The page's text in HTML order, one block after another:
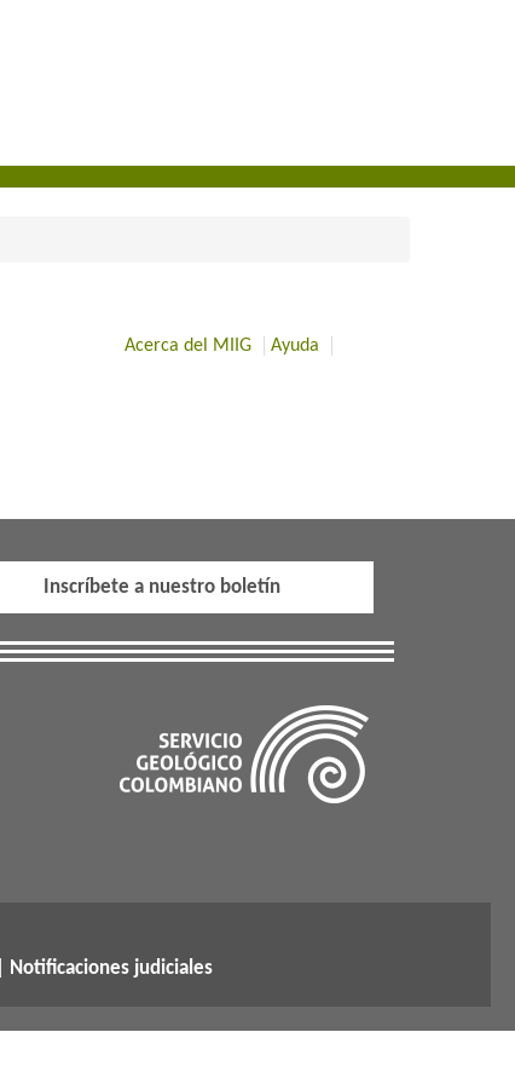
Acerca del MIIG Ayuda
Inscríbete a nuestro boletín
Notificaciones judiciales